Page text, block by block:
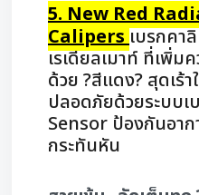
5. New Red
Calipersเบรกคา
เรเดียลเมาท์ ที่เพิ่
ด้วย ?สีแดง? สุดเร้
ปลอดภัยด้วยระบบเ
Sensor ป้องกันอา
กระทันหัน